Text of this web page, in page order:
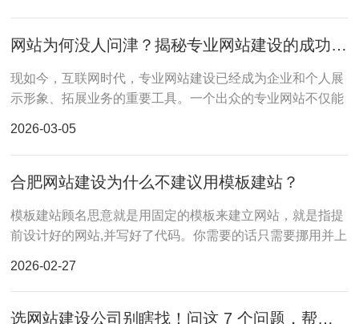
网站为何没人问津？揭秘专业网站建设的成功之道！
现如今，互联网时代，专业网站建设已经成为企业和个人展
示形象、拓展业务的重要工具。一个出众的专业网站不仅能
引更多的流量和潜在客户。
2026-03-05
合肥网站建设为什么不建议用模板建站？
模板建站顾名思意就是用固定的模板来建立网站，就是指提
前设计好的网站,并写好了代码。你需要的话只需要挪用并上
2026-02-27
选网站建设公司别瞎找！问这 7 个问题，帮你挑到像思讯这样靠谱的团队